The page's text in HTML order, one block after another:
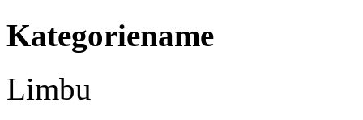
Kategoriename
Limbu